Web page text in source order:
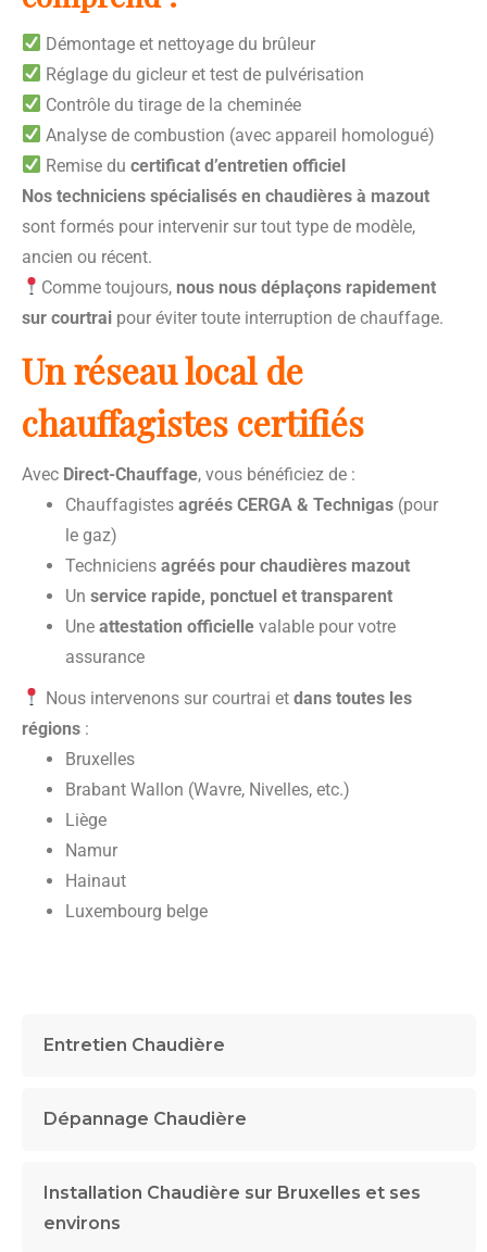
Entretien Chaudière
Dépannage Chaudière
Installation Chaudière sur Bruxelles et ses
environs
Démontage et nettoyage du brûleur
Réglage du gicleur et test de pulvérisation
Contrôle du tirage de la cheminée
Analyse de combustion (avec appareil homologué)
Remise ducertificat d’entretien officiel
Nos techniciens spécialisés en chaudières à mazout
sont formés pour intervenir sur tout type de modèle,
ancien ou récent.
Comme toujours, nous nous déplaçons rapidement
sur courtrai pour éviter toute interruption de chauffage.
Un réseau local de
chauffagistes certifiés
Avec Direct-Chauffage, vous bénéficiez de :
Chauffagistes agréés CERGA & Technigas (pour
le gaz)
Techniciens agréés pour chaudières mazout
Un service rapide, ponctuel et transparent
Une attestation officielle valable pour votre
assurance
Nous intervenons sur courtrai etdans toutes les
régions :
Bruxelles
Brabant Wallon (Wavre, Nivelles, etc.)
Liège
Namur
Hainaut
Luxembourg belge